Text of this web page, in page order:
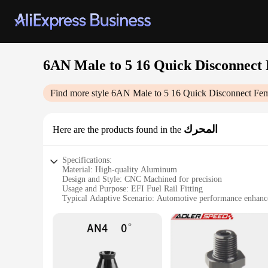
6AN Male to 5 16 Quick
Find more style 6AN Male to 5 16 Quick Disconnect
Here are the products found in the المحرك
Specifications:
Material: High-quality Aluminum
Design and Style: CNC Machined for precision
Usage and Purpose: EFI Fuel Rail Fitting
Typical Adaptive Scenario: Automotive performance
Performance and Property: Durable and corrosion-resistant
The 6AN Male to 5/16 Quick Disconnect Female EFI Fuel
aluminum, this fitting is not only lightweight but also